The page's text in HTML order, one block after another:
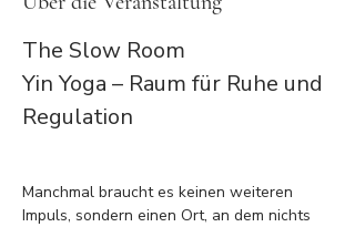
The Slow Room
Yin Yoga – Raum für Ruhe und
Regulation
Manchmal braucht es keinen weiteren
Impuls, sondern einen Ort, an dem nichts